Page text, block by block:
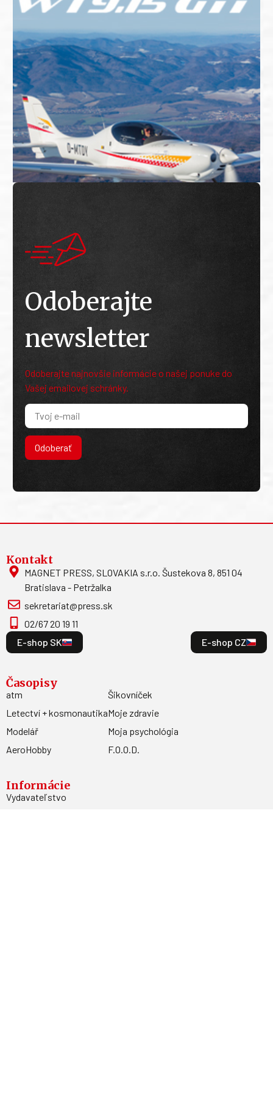
Odoberajte
newsletter
Odoberajte najnovšie informácie o našej ponuke do
Vašej emailovej schránky.
Odoberať
Kontakt
MAGNET PRESS, SLOVAKIA s.r.o. Šustekova 8, 851 04
Bratislava - Petržalka
sekretariat@press.sk
02/67 20 19 11
E-shop SK
E-shop CZ
Časopisy
atm
Letectví + kosmonautika
Modelář
AeroHobby
Šikovníček
Moje zdravie
Moja psychológia
F.O.O.D.
Informácie
Vydavateľstvo